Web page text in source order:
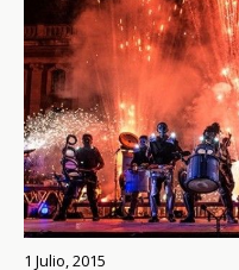
1 Julio, 2015